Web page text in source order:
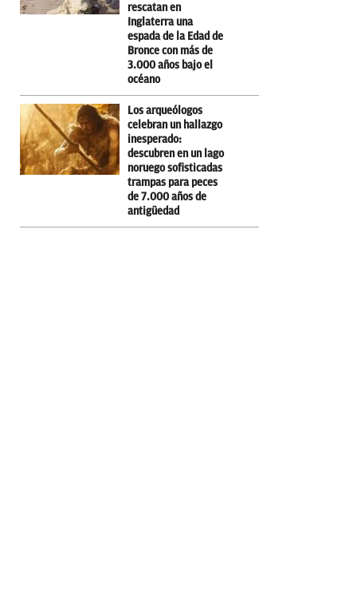
rescatan en
Inglaterra una
espada de la Edad de
Bronce con más de
3.000 años bajo el
océano
Los arqueólogos
celebran un hallazgo
inesperado:
descubren en un lago
noruego sofisticadas
trampas para peces
de 7.000 años de
antigüedad